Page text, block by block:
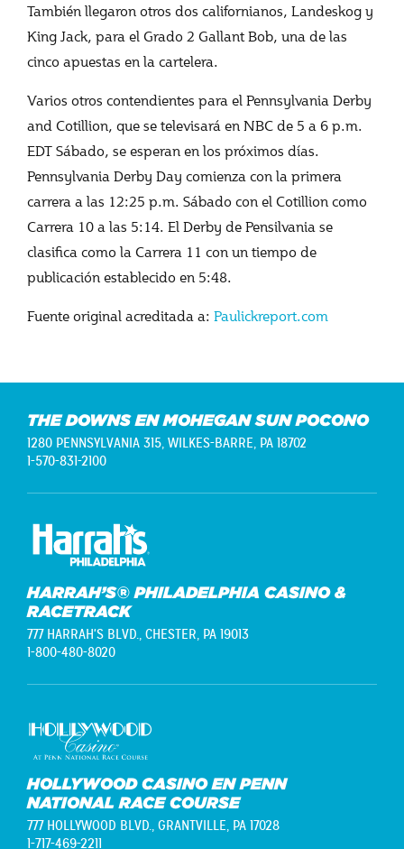
También llegaron otros dos californianos, Landeskog y
King Jack, para el Grado 2 Gallant Bob, una de las
cinco apuestas en la cartelera.
Varios otros contendientes para el Pennsylvania Derby
and Cotillion, que se televisará en NBC de 5 a 6 p.m.
EDT Sábado, se esperan en los próximos días.
Pennsylvania Derby Day comienza con la primera
carrera a las 12:25 p.m. Sábado con el Cotillion como
Carrera 10 a las 5:14. El Derby de Pensilvania se
clasifica como la Carrera 11 con un tiempo de
publicación establecido en 5:48.
Fuente original acreditada a: Paulickreport.com
THE DOWNS EN MOHEGAN SUN POCONO
1280 PENNSYLVANIA 315, WILKES-BARRE, PA 18702
1-570-831-2100
HARRAH’S® PHILADELPHIA CASINO &
RACETRACK
777 HARRAH'S BLVD., CHESTER, PA 19013
1-800-480-8020
HOLLYWOOD CASINO EN PENN
NATIONAL RACE COURSE
777 HOLLYWOOD BLVD., GRANTVILLE, PA 17028
1-717-469-2211